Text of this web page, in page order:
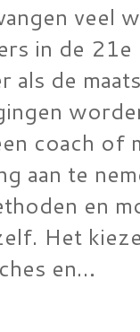
veel
in de
als de
coach of
aan te
en
Het
en…